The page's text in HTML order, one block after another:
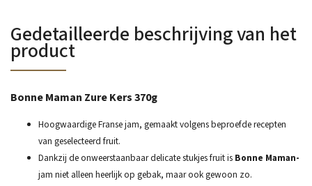
Gedetailleerde beschrijving van het
product
Bonne Maman Zure Kers 370g
Hoogwaardige Franse jam, gemaakt volgens beproefde recepten
van geselecteerd fruit.
Dankzij de onweerstaanbaar delicate stukjes fruit is Bonne Maman-
jam niet alleen heerlijk op gebak, maar ook gewoon zo.